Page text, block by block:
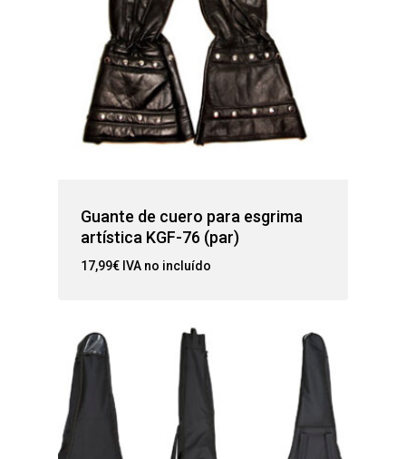
Guante de cuero para esgrima
artística KGF-76 (par)
17,99€ IVA no incluído